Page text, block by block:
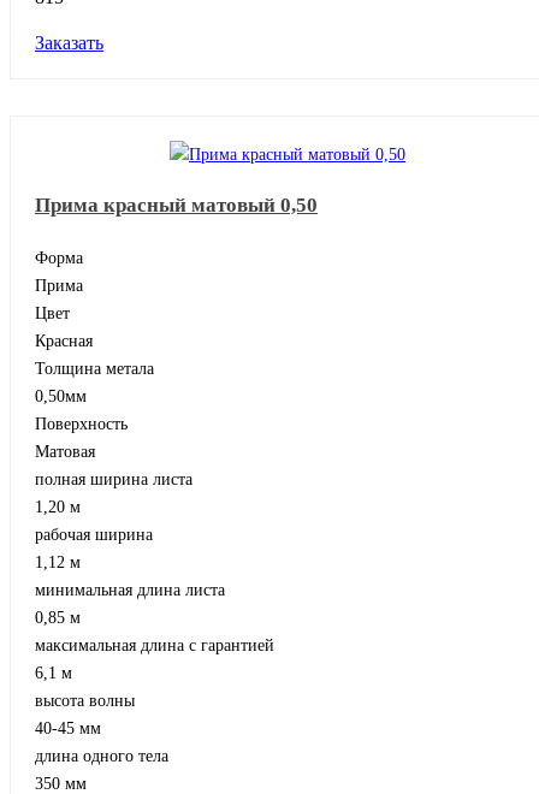
Заказать
Прима красный матовый 0,50
Форма
Прима
Цвет
Красная
Толщина метала
0,50мм
Поверхность
Матовая
полная ширина листа
1,20 м
рабочая ширина
1,12 м
минимальная длина листа
0,85 м
максимальная длина с гарантией
6,1 м
высота волны
40-45 мм
длина одного тела
350 мм